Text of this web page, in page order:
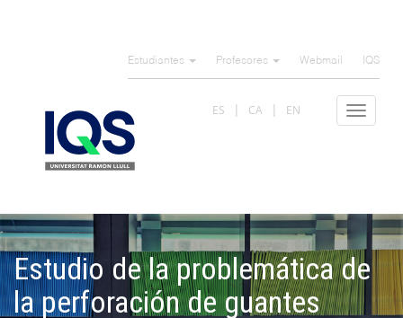
Estudiantes Profesores Webmail IQS
Toggle
ES CA EN
Estudio de la problemática de
la perforación de guantes